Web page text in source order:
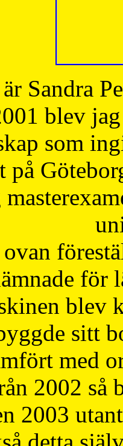
Sandra
blev
som
på
för
blev
sitt
med
2002 så
2003